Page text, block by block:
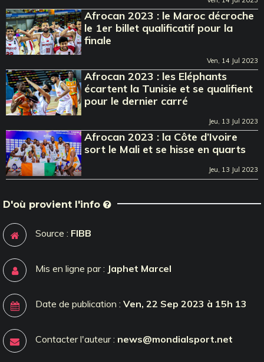
Afrocan 2023 : le Maroc décroche
le 1er billet qualificatif pour la
finale
Ven, 14 Jul 2023
Afrocan 2023 : les Eléphants
écartent la Tunisie et se qualifient
pour le dernier carré
Jeu, 13 Jul 2023
Afrocan 2023 : la Côte d’Ivoire
sort le Mali et se hisse en quarts
Jeu, 13 Jul 2023
D'où provient l'info
Source : FIBB
Mis en ligne par : Japhet Marcel
Date de publication : Ven, 22 Sep 2023 à 15h 13
Contacter l'auteur : news@mondialsport.net